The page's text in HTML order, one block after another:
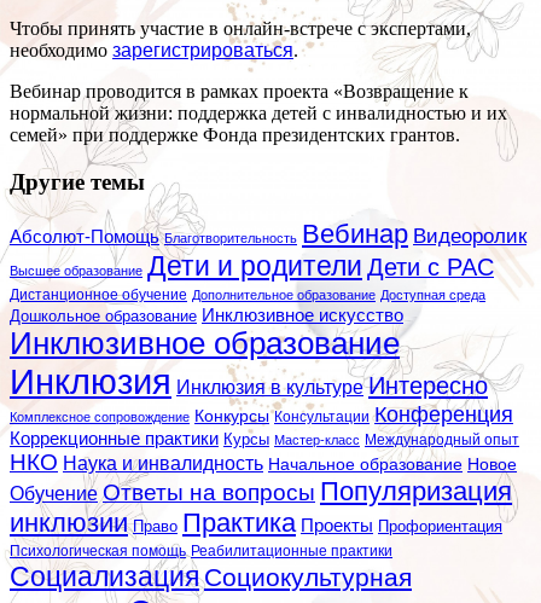
Чтобы принять участие в онлайн-встрече с экспертами,
необходимо зарегистрироваться.
Вебинар проводится в рамках проекта «Возвращение к
нормальной жизни: поддержка детей с инвалидностью и их
семей» при поддержке Фонда президентских грантов.
Другие темы
Абсолют-Помощь Благотворительность Вебинар Видеоролик
Высшее образование Дети и родители Дети с РАС
Дистанционное обучение Дополнительное образование Доступная среда
Дошкольное образование Инклюзивное искусство
Инклюзивное образование
Инклюзия Инклюзия в культуре Интересно
Комплексное сопровождение Конкурсы Консультации Конференция
Коррекционные практики Курсы Мастер-класс Международный опыт
НКО Наука и инвалидность Начальное образование Новое
Обучение Ответы на вопросы Популяризация
инклюзии Право Практика Проекты Профориентация
Психологическая помощь Реабилитационные практики
СоциализацияСоциокультурная